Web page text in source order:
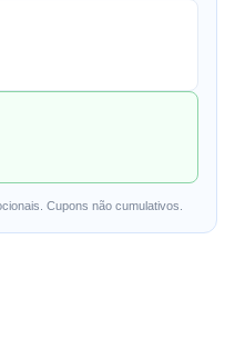
Cupons não cumulativos.